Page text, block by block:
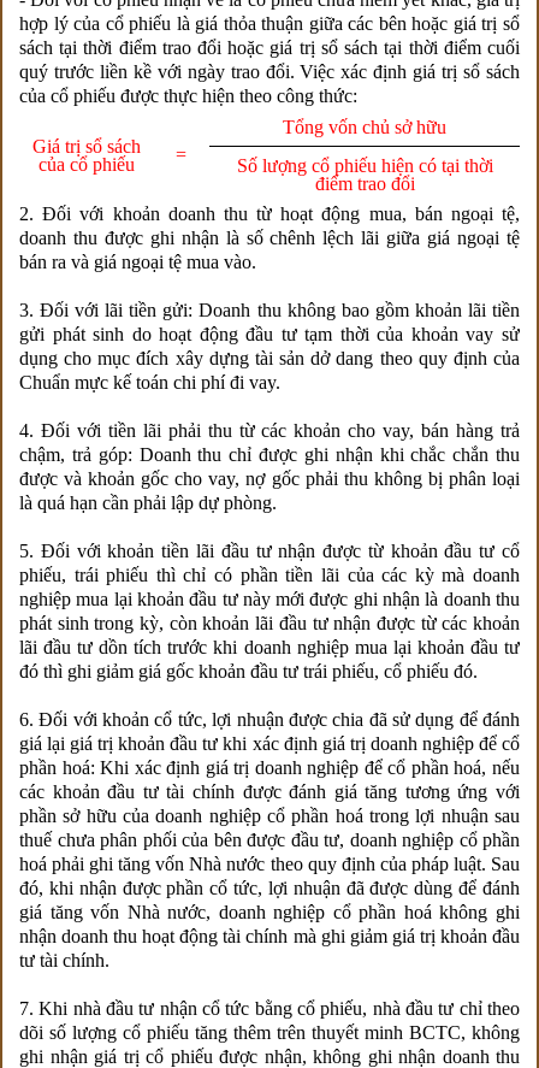
hợp lý của cổ phiếu là giá thỏa thuận giữa các bên hoặc giá trị sổ
sách tại thời điểm trao đổi hoặc giá trị sổ sách tại thời điểm cuối
quý trước liền kề với ngày trao đổi. Việc xác định giá trị sổ sách
của cổ phiếu được thực hiện theo công thức:
Giá trị sổ sách
của cổ phiếu
=
Tổng vốn chủ sở hữu
Số lượng cổ phiếu hiện có tại thời
điểm trao đổi
2. Đối với khoản doanh thu từ hoạt động mua, bán ngoại tệ,
doanh thu được ghi nhận là số chênh lệch lãi giữa giá ngoại tệ
bán ra và giá ngoại tệ mua vào.
3. Đối với lãi tiền gửi: Doanh thu không bao gồm khoản lãi tiền
gửi phát sinh do hoạt động đầu tư tạm thời của khoản vay sử
dụng cho mục đích xây dựng tài sản dở dang theo quy định của
Chuẩn mực kế toán chi phí đi vay.
4. Đối với tiền lãi phải thu từ các khoản cho vay, bán hàng trả
chậm, trả góp: Doanh thu chỉ được ghi nhận khi chắc chắn thu
được và khoản gốc cho vay, nợ gốc phải thu không bị phân loại
là quá hạn cần phải lập dự phòng.
5. Đối với khoản tiền lãi đầu tư nhận được từ khoản đầu tư cổ
phiếu, trái phiếu thì chỉ có phần tiền lãi của các kỳ mà doanh
nghiệp mua lại khoản đầu tư này mới được ghi nhận là doanh thu
phát sinh trong kỳ, còn khoản lãi đầu tư nhận được từ các khoản
lãi đầu tư dồn tích trước khi doanh nghiệp mua lại khoản đầu tư
đó thì ghi giảm giá gốc khoản đầu tư trái phiếu, cổ phiếu đó.
6. Đối với khoản cổ tức, lợi nhuận được chia đã sử dụng để đánh
giá lại giá trị khoản đầu tư khi xác định giá trị doanh nghiệp để cổ
phần hoá: Khi xác định giá trị doanh nghiệp để cổ phần hoá, nếu
các khoản đầu tư tài chính được đánh giá tăng tương ứng với
phần sở hữu của doanh nghiệp cổ phần hoá trong lợi nhuận sau
thuế chưa phân phối của bên được đầu tư, doanh nghiệp cổ phần
hoá phải ghi tăng vốn Nhà nước theo quy định của pháp luật. Sau
đó, khi nhận được phần cổ tức, lợi nhuận đã được dùng để đánh
giá tăng vốn Nhà nước, doanh nghiệp cổ phần hoá không ghi
nhận doanh thu hoạt động tài chính mà ghi giảm giá trị khoản đầu
tư tài chính.
7. Khi nhà đầu tư nhận cổ tức bằng cổ phiếu, nhà đầu tư chỉ theo
dõi số lượng cổ phiếu tăng thêm trên thuyết minh BCTC, không
ghi nhận giá trị cổ phiếu được nhận, không ghi nhận doanh thu